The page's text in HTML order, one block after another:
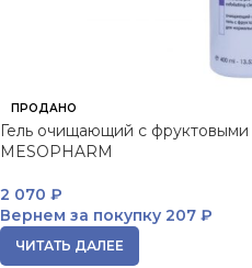
ПРОДАНО
Гель очищающий с
MESOPHARM
2 070 ₽
Вернем за покупку 207 ₽
ЧИТАТЬ ДАЛЕЕ